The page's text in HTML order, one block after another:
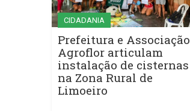
CIDADANIA
Prefeitura e Associação
Agroflor articulam
instalação de cisternas
na Zona Rural de
Limoeiro